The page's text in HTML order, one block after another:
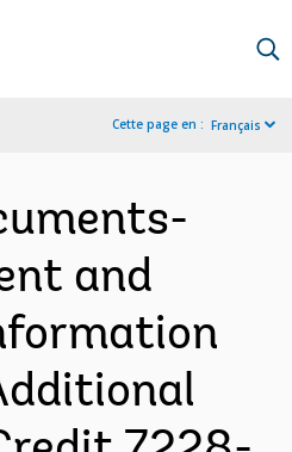
Cette page en : Français
and